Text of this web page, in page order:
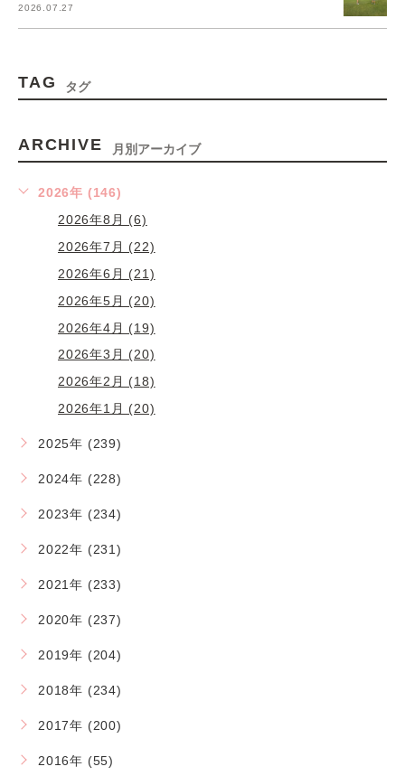
2026.07.27
TAG タグ
ARCHIVE 月別アーカイブ
2026年 (146)
2026年8月 (6)
2026年7月 (22)
2026年6月 (21)
2026年5月 (20)
2026年4月 (19)
2026年3月 (20)
2026年2月 (18)
2026年1月 (20)
2025年 (239)
2024年 (228)
2023年 (234)
2022年 (231)
2021年 (233)
2020年 (237)
2019年 (204)
2018年 (234)
2017年 (200)
2016年 (55)